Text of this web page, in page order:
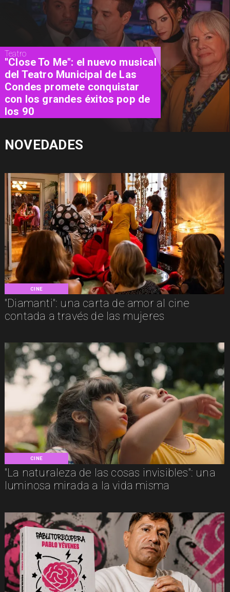
CINE
"Diamanti": una carta de amor al cine
contada a través de las mujeres
CINE
"La naturaleza de las cosas invisibles": una
luminosa mirada a la vida misma
Cine
"El Día D: Bajo Presión": las 72
horas que definieron el destino
de la guerra
NOVEDADES